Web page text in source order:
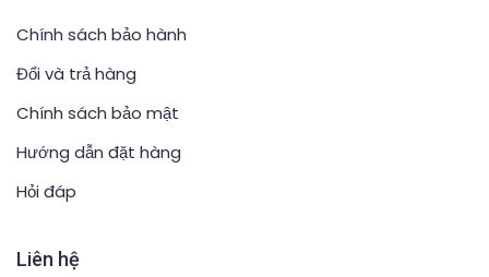
Chính sách bảo hành
Đổi và trả hàng
Chính sách bảo mật
Hướng dẫn đặt hàng
Hỏi đáp
Liên hệ